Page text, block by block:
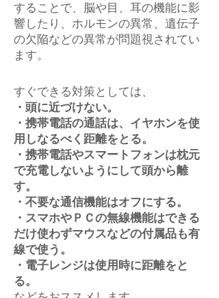
することで、脳や目、耳の機能に影
響したり、ホルモンの異常、遺伝子
の欠陥などの異常が問題視されてい
ます。
すぐできる対策としては、
・頭に近づけない。
・携帯電話の通話は、イヤホンを使
用しなるべく距離をとる。
・携帯電話やスマートフォンは枕元
で充電しないようにして頭から離
す。
・不要な通信機能はオフにする。
・スマホやＰＣの無線機能はできる
だけ使わずマウスなどの付属品も有
線で使う。
・電子レンジは使用時に距離をと
る。